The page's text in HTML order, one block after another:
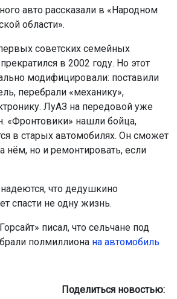
авто рассказали в «Народном
области».
советских семейных
в 2002 году. Но этот
модифицировали: поставили
перебрали «механику»,
ЛуАЗ на передовой уже
«Фронтовики» нашли бойца,
в старых автомобилях. Он сможет
нём, но и ремонтировать, если
что дедушкино
спасти не одну жизнь.
писал, что сельчане под
полмиллиона на автомобиль
Поделиться новостью: